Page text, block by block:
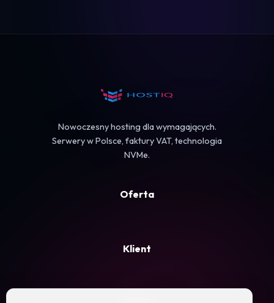
Nowoczesny hosting dla wymagających.
Serwery w Polsce, faktury VAT, technologia
NVMe.
Oferta
Klient